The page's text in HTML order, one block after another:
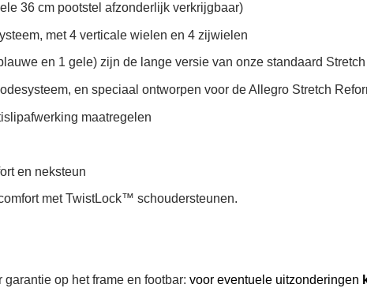
36 cm pootstel afzonderlijk verkrijgbaar)
met 4 verticale wielen en 4 zijwielen
en 1 gele) zijn de lange versie van onze standaard
en speciaal ontworpen voor de Allegro Stretch
maatregelen
en neksteun
met TwistLock™ schoudersteunen.
op het frame en footbar: voor eventuele uitzonderingen